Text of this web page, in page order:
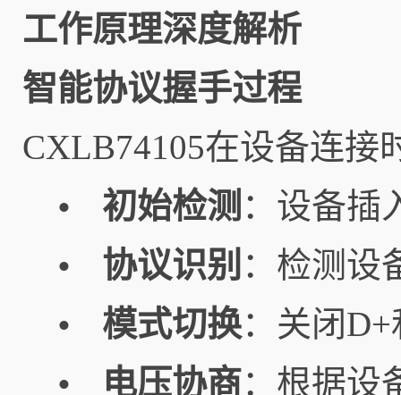
工作原理深度解析
智能协议握手过程
CXLB74105在设备连接
• 初始检测 ：设备插
• 协议识别 ：检测设
• 模式切换：关闭
• 电压协商：根据设